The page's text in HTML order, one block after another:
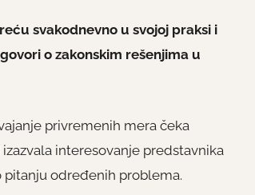
svakodnevno u svojoj praksi i
o zakonskim rešenjima u
privremenih mera čeka
interesovanje predstavnika
pitanju određenih problema.